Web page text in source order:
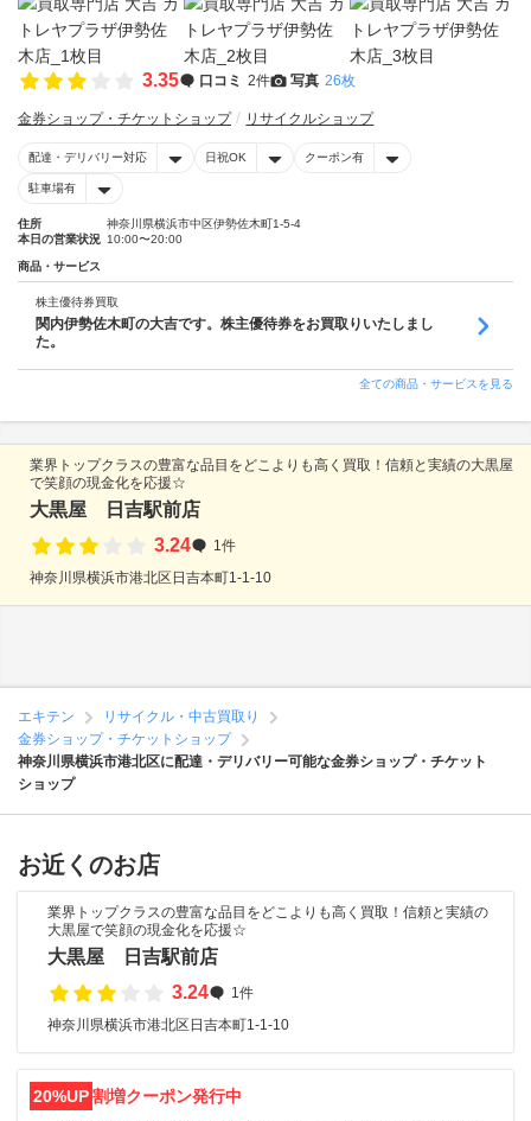
3.35 口コミ 2件 写真 26枚
金券ショップ・チケットショップ リサイクルショップ
配達・デリバリー対応 日祝OK クーポン有
駐車場有
住所
神奈川県横浜市中区伊勢佐木町1-5-4
本日の営業状況 10:00〜20:00
商品・サービス
株主優待券買取
関内伊勢佐木町の大吉です。株主優待券をお買取りいたしまし
た。
全ての商品・サービスを見る
業界トップクラスの豊富な品目をどこよりも高く買取！信頼と実績の大黒屋
で笑顔の現金化を応援☆
大黒屋 日吉駅前店
3.24
1件
神奈川県横浜市港北区日吉本町1-1-10
エキテン
リサイクル・中古買取り
金券ショップ・チケットショップ
神奈川県横浜市港北区に配達・デリバリー可能な金券ショップ・チケット
ショップ
お近くのお店
業界トップクラスの豊富な品目をどこよりも高く買取！信頼と実績の
大黒屋で笑顔の現金化を応援☆
大黒屋 日吉駅前店
3.24
1件
神奈川県横浜市港北区日吉本町1-1-10
20%UP割増クーポン発行中